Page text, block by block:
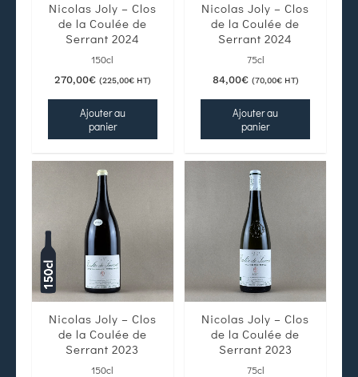
Nicolas Joly – Clos
de la Coulée de
Serrant 2024
150cl
270,00€ (225,00€HT)
Ajouter au
panier
Nicolas Joly – Clos
de la Coulée de
Serrant 2024
75cl
84,00€ (70,00€HT)
Ajouter au
panier
Nicolas Joly – Clos
de la Coulée de
Serrant 2023
150cl
Nicolas Joly – Clos
de la Coulée de
Serrant 2023
75cl